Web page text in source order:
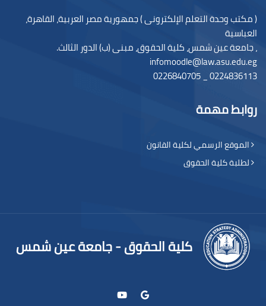
( مكتب وحدة التعلم الإلكترونى ) جمهورية مصر العربية، القاهرة،
العباسية
، جامعة عين شمس، كلية الحقوق، مبنى (ب) الدور الثالث.
infomoodle@law.asu.edu.eg
0224836113 _ 0226840705
روابط مهمة
الموقع الرسمي لكلية القانون
لطلبة كلية الحقوق
كلية الحقوق - جامعة عين شمس